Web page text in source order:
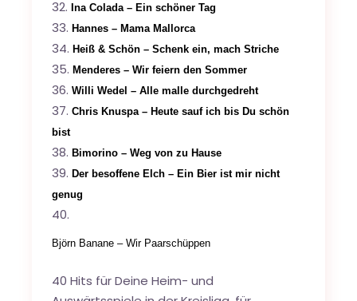
Ina Colada – Ein schöner Tag
Hannes – Mama Mallorca
Heiß & Schön – Schenk ein, mach Striche
Menderes – Wir feiern den Sommer
Willi Wedel – Alle malle durchgedreht
Chris Knuspa – Heute sauf ich bis Du schön
bist
Bimorino – Weg von zu Hause
Der besoffene Elch – Ein Bier ist mir nicht
genug
Björn Banane – Wir Paarschüppen
40 Hits für Deine Heim- und